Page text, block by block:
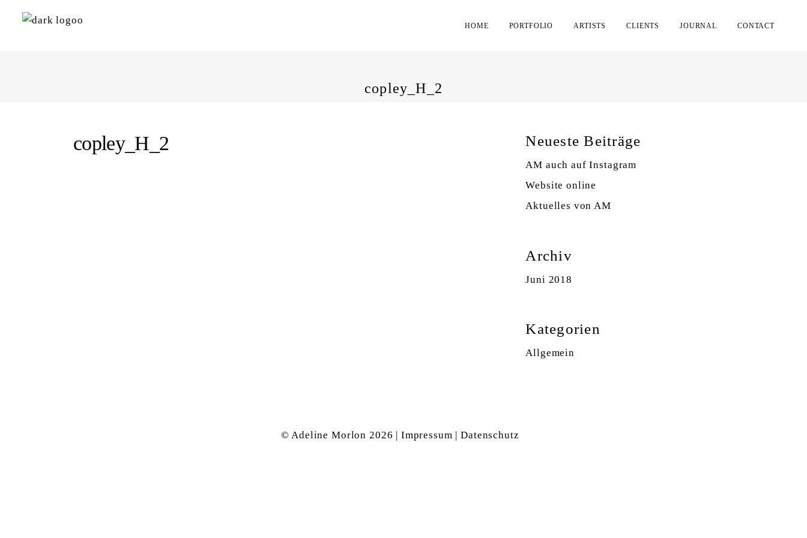
HOME PORTFOLIO ARTISTS CLIENTS JOURNAL CONTACT
copley_H_2
copley_H_2 Neueste Beiträge
AM auch auf Instagram
Website online
Aktuelles von AM
Archiv
Juni 2018
Kategorien
Allgemein
© Adeline Morlon 2026 | Impressum |Datenschutz